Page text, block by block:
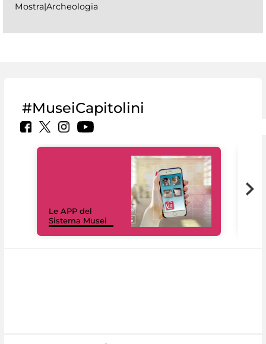
Mostra|Archeologia
#MuseiCapitolini
Le APP del
Sistema Musei